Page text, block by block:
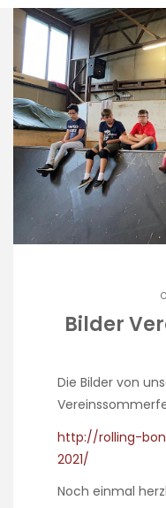
Bilder
Die Bilder von
http://rolling-
2021/
Noch einmal